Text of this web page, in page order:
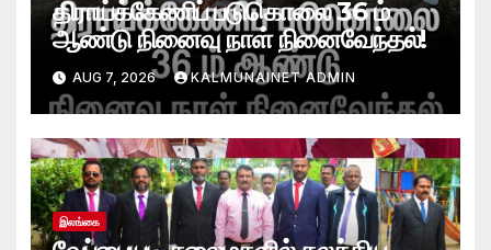
திராய்க்கேணிப் படுகொலை 36 ம்
ஆண்டு நினைவு நாள் நினைவேந்தல்!
AUG 7, 2026 KALMUNAINET ADMIN
இலங்கை